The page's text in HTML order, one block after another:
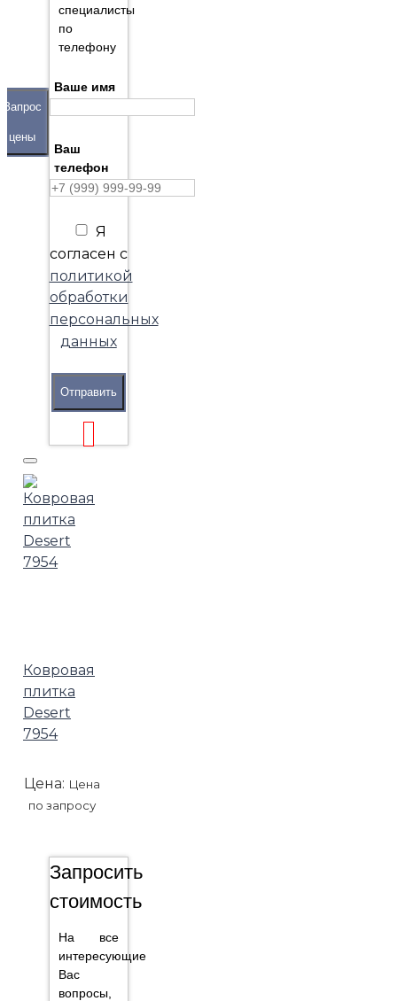
Запрос
цены
специалисты
по
телефону
Ваше имя
Ваш
телефон
Я
согласен с
политикой
обработки
персональных
данных
Отправить
Ковровая
плитка
Desert
7954
Цена: Цена
по запросу
Запросить
стоимость
На все
интересующие
Вас
вопросы,